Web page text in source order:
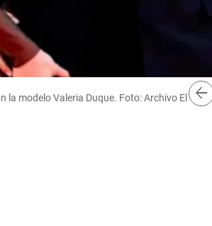
arrow_back
modelo Valeria Duque. Foto: Archivo El